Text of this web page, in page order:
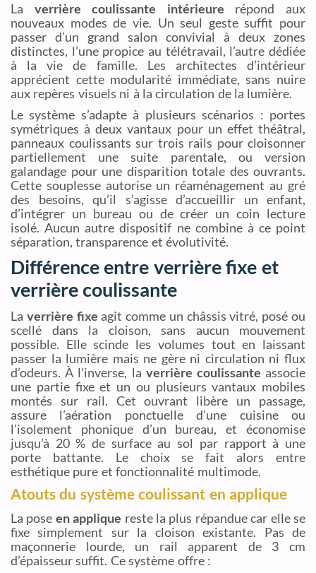
La verrière coulissante intérieure répond aux
nouveaux modes de vie. Un seul geste suffit pour
passer d’un grand salon convivial à deux zones
distinctes, l’une propice au télétravail, l’autre dédiée
à la vie de famille. Les architectes d’intérieur
apprécient cette modularité immédiate, sans nuire
aux repères visuels ni à la circulation de la lumière.
Le système s’adapte à plusieurs scénarios : portes
symétriques à deux vantaux pour un effet théâtral,
panneaux coulissants sur trois rails pour cloisonner
partiellement une suite parentale, ou version
galandage pour une disparition totale des ouvrants.
Cette souplesse autorise un réaménagement au gré
des besoins, qu’il s’agisse d’accueillir un enfant,
d’intégrer un bureau ou de créer un coin lecture
isolé. Aucun autre dispositif ne combine à ce point
séparation, transparence et évolutivité.
Différence entre verrière fixe et
verrière coulissante
La verrière fixe agit comme un châssis vitré, posé ou
scellé dans la cloison, sans aucun mouvement
possible. Elle scinde les volumes tout en laissant
passer la lumière mais ne gère ni circulation ni flux
d’odeurs. À l’inverse, la verrière coulissante associe
une partie fixe et un ou plusieurs vantaux mobiles
montés sur rail. Cet ouvrant libère un passage,
assure l’aération ponctuelle d’une cuisine ou
l’isolement phonique d’un bureau, et économise
jusqu’à 20 % de surface au sol par rapport à une
porte battante. Le choix se fait alors entre
esthétique pure et fonctionnalité multimode.
Atouts du système coulissant en applique
La pose en applique reste la plus répandue car elle se
fixe simplement sur la cloison existante. Pas de
maçonnerie lourde, un rail apparent de 3 cm
d’épaisseur suffit. Ce système offre :